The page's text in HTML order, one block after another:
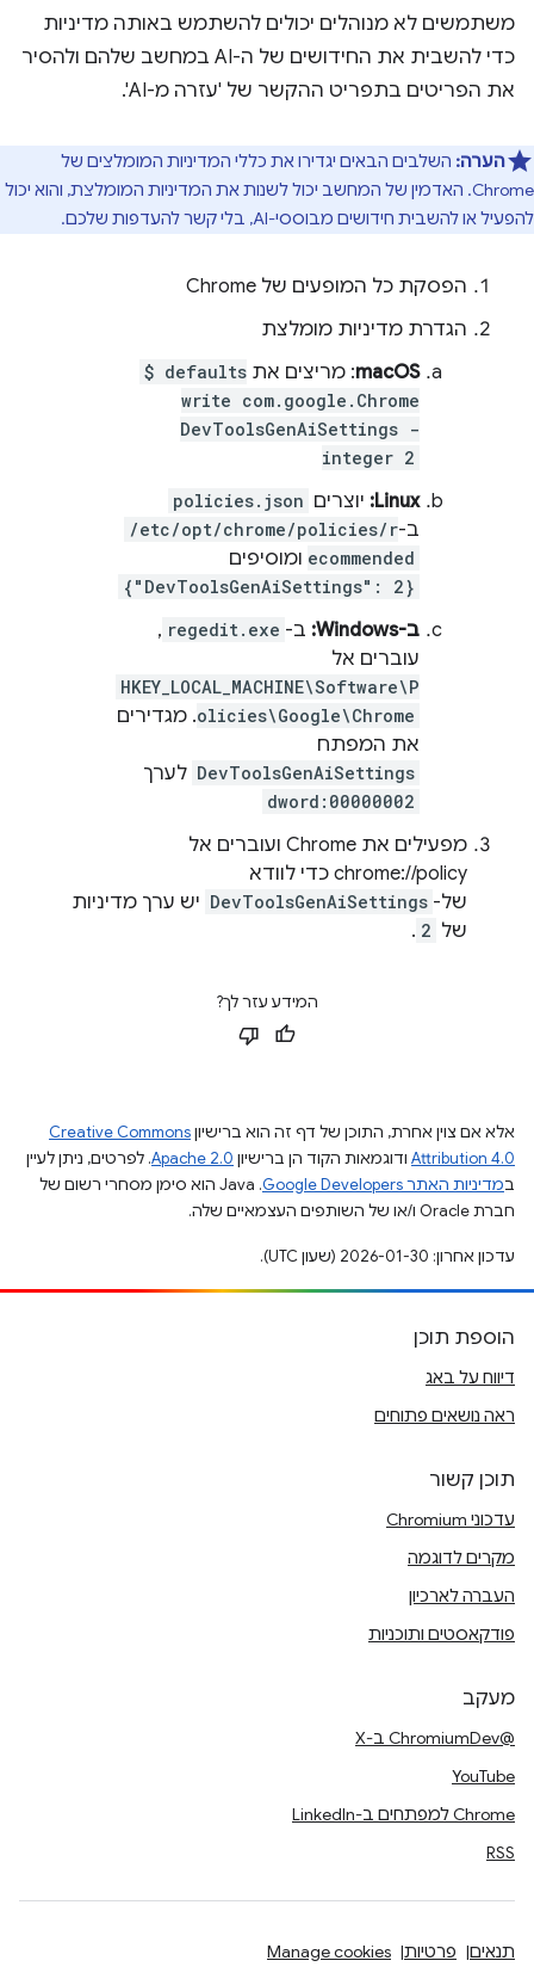
משתמשים לא מנוהלים יכולים להשתמש באותה מדיניות
כדי להשבית את החידושים של ה-AI במחשב שלהם ולהסיר
את הפריטים בתפריט ההקשר של 'עזרה מ-AI'.
הערה: השלבים הבאים יגדירו את כללי המדיניות המומלצים של
Chrome. האדמין של המחשב יכול לשנות את המדיניות המומלצת, והוא יכול
להפעיל או להשבית חידושים מבוססי-AI, בלי קשר להעדפות שלכם.
הפסקת כל המופעים של Chrome
הגדרת מדיניות מומלצת
macOS: מריצים את $ defaults
write com.google.Chrome
DevToolsGenAiSettings -
integer 2
Linux: יוצרים policies.json
ב-/etc/opt/chrome/policies/r
ecommended ומוסיפים
{"DevToolsGenAiSettings": 2}
ב-Windows: ב- regedit.exe
,
עוברים אל
HKEY_LOCAL_MACHINE\Software\P
olicies\Google\Chrome. מגדירים
את המפתח
DevToolsGenAiSettings לערך
dword:00000002
מפעילים את Chrome ועוברים אל
chrome://policy כדי לוודא
של- DevToolsGenAiSettings יש ערך מדיניות
של 2
.
המידע עזר לך?
אלא אם צוין אחרת, התוכן של דף זה הוא ברישיוןCreative Commons
Attribution 4.0 ודוגמאות הקוד הן ברישיון Apache 2.0. לפרטים, ניתן לעיין
במדיניות האתר Google Developers‏
.‏ Java הוא סימן מסחרי רשום של
חברת Oracle ו/או של השותפים העצמאיים שלה.
עדכון אחרון: 2026-01-30 (שעון UTC).
הוספת תוכן
דיווח על באג
ראה נושאים פתוחים
תוכן קשור
עדכוני Chromium
מקרים לדוגמה
העברה לארכיון
פודקאסטים ותוכניות
מעקב
@ChromiumDev ב-X
YouTube
Chrome למפתחים ב-LinkedIn
RSS
תנאים פרטיות Manage cookies